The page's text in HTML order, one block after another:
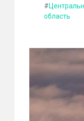
#
область